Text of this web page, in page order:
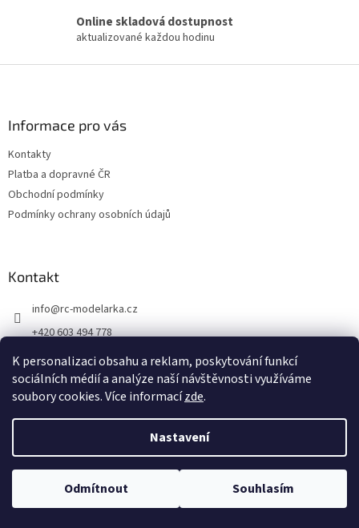
K personalizaci obsahu a reklam, poskytování funkcí
sociálních médií a analýze naší návštěvnosti využíváme
soubory cookies. Více informacízde.
Nastavení
Odmítnout Souhlasím
r
v
Online skladová dostupnost
aktualizované každou hodinu
Informace pro vás
Kontakty
Platba a dopravné ČR
Obchodní podmínky
Podmínky ochrany osobních údajů
Kontakt
info@rc-modelarka.cz
+420 603 494 778
Modelářské potřeby
jino_hk
Vytvořil Shoptet
Copyright 2026RC modelářka . Všechna práva vyhrazena.
nastavení cookies